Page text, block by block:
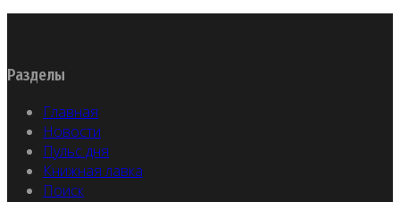
Разделы
Главная
Новости
Пульс дня
Книжная лавка
Поиск